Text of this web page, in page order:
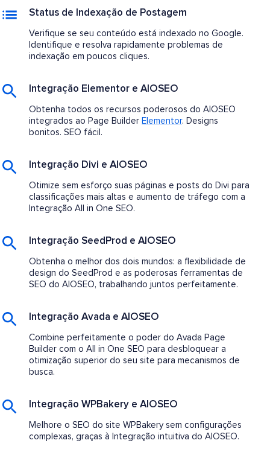
Status de Indexação de Postagem
Verifique se seu conteúdo está indexado no Google.
Identifique e resolva rapidamente problemas de
indexação em poucos cliques.
Integração Elementor e AIOSEO
Obtenha todos os recursos poderosos do AIOSEO
integrados ao Page Builder Elementor. Designs
bonitos. SEO fácil.
Integração Divi e AIOSEO
Otimize sem esforço suas páginas e posts do Divi para
classificações mais altas e aumento de tráfego com a
Integração All in One SEO.
Integração SeedProd e AIOSEO
Obtenha o melhor dos dois mundos: a flexibilidade de
design do SeedProd e as poderosas ferramentas de
SEO do AIOSEO, trabalhando juntos perfeitamente.
Integração Avada e AIOSEO
Combine perfeitamente o poder do Avada Page
Builder com o All in One SEO para desbloquear a
otimização superior do seu site para mecanismos de
busca.
Integração WPBakery e AIOSEO
Melhore o SEO do site WPBakery sem configurações
complexas, graças à Integração intuitiva do AIOSEO.